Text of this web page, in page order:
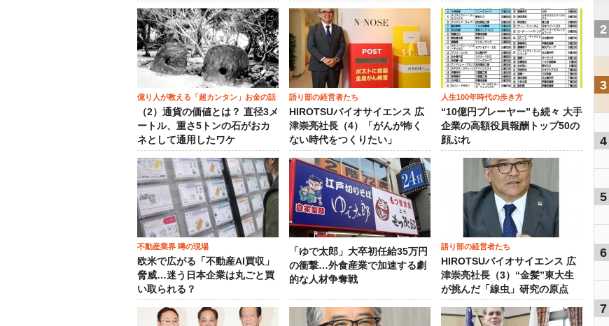
億り人が教える「超カンタン」お金の話
（2）通貨の価値とは？ 直径3メ
ートル、重さ5トンの石がおカ
ネとして通用したワケ
語り部の経営者たち
HIROTSUバイオサイエンス 広
津崇亮社長（4）「がんが怖く
ない時代をつくりたい」
人生100年時代の歩き方
“10億円プレーヤー”も続々 大手
企業の高額役員報酬トップ50の
顔ぶれ
不動産業界 噂の現場
欧米で広がる「不動産AI買収」
脅威…迷う日本企業は丸ごと買
い取られる？
「ゆで太郎」大卒初任給35万円
の衝撃…外食産業で加速する劇
的な人材争奪戦
語り部の経営者たち
HIROTSUバイオサイエンス 広
津崇亮社長（3）“金髪”東大生
が挑んだ「線虫」研究の原点
2
3
4
5
6
7